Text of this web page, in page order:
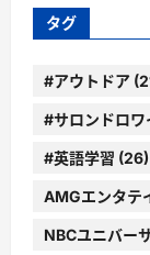
ー
タグ
#アウトドア
#サロンドロワ
#英語学習 (26)
AMGエンタテ
NBCユニバー